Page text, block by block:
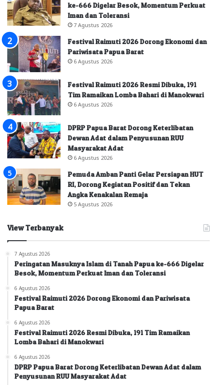
ke-666 Digelar Besok, Momentum Perkuat
Iman dan Toleransi
7 Agustus 2026
Festival Raimuti 2026 Dorong Ekonomi dan
Pariwisata Papua Barat
6 Agustus 2026
Festival Raimuti 2026 Resmi Dibuka, 191
Tim Ramaikan Lomba Bahari di Manokwari
6 Agustus 2026
DPRP Papua Barat Dorong Keterlibatan
Dewan Adat dalam Penyusunan RUU
Masyarakat Adat
6 Agustus 2026
Pemuda Amban Panti Gelar Persiapan HUT
RI, Dorong Kegiatan Positif dan Tekan
Angka Kenakalan Remaja
5 Agustus 2026
View Terbanyak
7 Agustus 2026
Peringatan Masuknya Islam di Tanah Papua ke-666 Digelar
Besok, Momentum Perkuat Iman dan Toleransi
6 Agustus 2026
Festival Raimuti 2026 Dorong Ekonomi dan Pariwisata
Papua Barat
6 Agustus 2026
Festival Raimuti 2026 Resmi Dibuka, 191 Tim Ramaikan
Lomba Bahari di Manokwari
6 Agustus 2026
DPRP Papua Barat Dorong Keterlibatan Dewan Adat dalam
Penyusunan RUU Masyarakat Adat